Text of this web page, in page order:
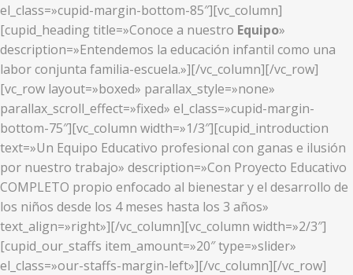
el_class=»cupid-margin-bottom-85″][vc_column]
[cupid_heading title=»Conoce a nuestro Equipo»
description=»Entendemos la educación infantil como una
labor conjunta familia-escuela.»][/vc_column][/vc_row]
[vc_row layout=»boxed» parallax_style=»none»
parallax_scroll_effect=»fixed» el_class=»cupid-margin-
bottom-75″][vc_column width=»1/3″][cupid_introduction
text=»Un Equipo Educativo profesional con ganas e ilusión
por nuestro trabajo» description=»Con Proyecto Educativo
COMPLETO propio enfocado al bienestar y el desarrollo de
los niños desde los 4 meses hasta los 3 años»
text_align=»right»][/vc_column][vc_column width=»2/3″]
[cupid_our_staffs item_amount=»20″ type=»slider»
el_class=»our-staffs-margin-left»][/vc_column][/vc_row]